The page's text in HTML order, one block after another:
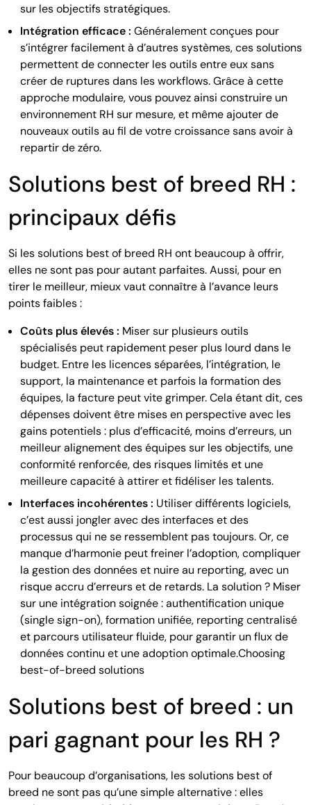
sur les objectifs stratégiques.
Intégration efficace : Généralement conçues pour
s’intégrer facilement à d’autres systèmes, ces solutions
permettent de connecter les outils entre eux sans
créer de ruptures dans les workflows. Grâce à cette
approche modulaire, vous pouvez ainsi construire un
environnement RH sur mesure, et même ajouter de
nouveaux outils au fil de votre croissance sans avoir à
repartir de zéro.
Solutions best of breed RH :
principaux défis
Si les solutions best of breed RH ont beaucoup à offrir,
elles ne sont pas pour autant parfaites. Aussi, pour en
tirer le meilleur, mieux vaut connaître à l’avance leurs
points faibles :
Coûts plus élevés : Miser sur plusieurs outils
spécialisés peut rapidement peser plus lourd dans le
budget. Entre les licences séparées, l’intégration, le
support, la maintenance et parfois la formation des
équipes, la facture peut vite grimper. Cela étant dit, ces
dépenses doivent être mises en perspective avec les
gains potentiels : plus d’efficacité, moins d’erreurs, un
meilleur alignement des équipes sur les objectifs, une
conformité renforcée, des risques limités et une
meilleure capacité à attirer et fidéliser les talents.
Interfaces incohérentes : Utiliser différents logiciels,
c’est aussi jongler avec des interfaces et des
processus qui ne se ressemblent pas toujours. Or, ce
manque d’harmonie peut freiner l’adoption, compliquer
la gestion des données et nuire au reporting, avec un
risque accru d’erreurs et de retards. La solution ? Miser
sur une intégration soignée : authentification unique
(single sign-on), formation unifiée, reporting centralisé
et parcours utilisateur fluide, pour garantir un flux de
données continu et une adoption optimale.Choosing
best-of-breed solutions
Solutions best of breed : un
pari gagnant pour les RH ?
Pour beaucoup d’organisations, les solutions best of
breed ne sont pas qu’une simple alternative : elles